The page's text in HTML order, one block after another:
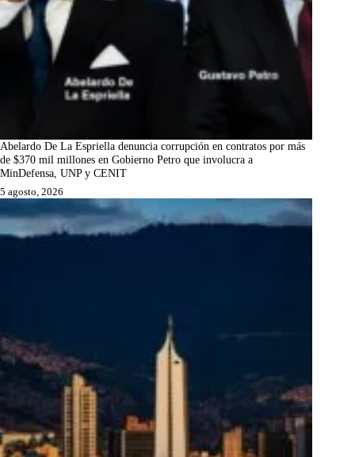
Abelardo De La Espriella denuncia corrupción en contratos por más
de $370 mil millones en Gobierno Petro que involucra a
MinDefensa, UNP y CENIT
5 agosto, 2026